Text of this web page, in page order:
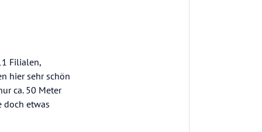
Filialen,
hier sehr schön
ca. 50 Meter
doch etwas